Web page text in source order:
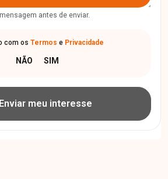
antes de enviar.
com os Termos e Privacidade
Enviar meu interesse